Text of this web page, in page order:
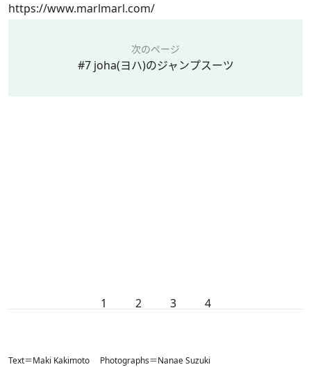
https://www.marlmarl.com/
次のページ
#7 joha(ヨハ)のジャンプスーツ
1 2 3 4
Text＝Maki Kakimoto Photographs＝Nanae Suzuki